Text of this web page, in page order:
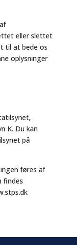
eller slettet
til at bede os
oplysninger
K. Du kan
på
føres af
findes